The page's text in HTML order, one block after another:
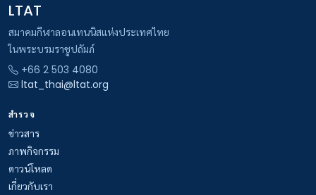
LTAT
สมาคมกีฬาลอนเทนนิสแห่งประเทศไทย
ในพระบรมราชูปถัมภ์
+66 2 503 4080
ltat_thai@ltat.org
สำรวจ
ข่าวสาร
ภาพกิจกรรม
ดาวน์โหลด
เกี่ยวกับเรา